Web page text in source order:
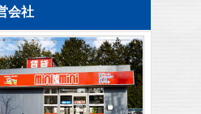
会社